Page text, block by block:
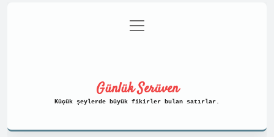
Gizlilik Politikası
menüyü
aç
Günlük Serüven
Küçük şeylerde büyük fikirler bulan satırlar.